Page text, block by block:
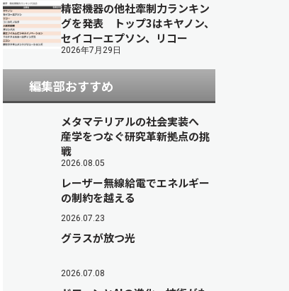
精密機器の他社牽制力ランキン
グを発表 トップ3はキヤノン、
セイコーエプソン、リコー
2026年7月29日
編集部おすすめ
メタマテリアルの社会実装へ
産学をつなぐ研究革新拠点の挑
戦
2026.08.05
レーザー無線給電でエネルギー
の制約を越える
2026.07.23
グラスが放つ光
2026.07.08